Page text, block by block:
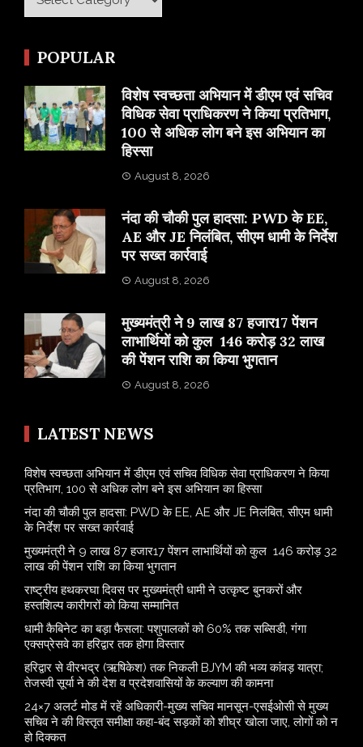
POPULAR
विशेष स्वच्छता अभियान में डीएम एवं सचिव
विधिक सेवा प्राधिकरण ने किया प्रतिभाग,
100 से अधिक लोग बने इस अभियान का
हिस्सा
August 8, 2026
नंदा की चौकी पुल हादसा: PWD के EE,
AE और JE निलंबित, सीएम धामी के निर्देश
पर सख्त कार्रवाई
August 8, 2026
मुख्यमंत्री ने 9 लाख 87 हजार17 पेंशन
लाभार्थियों को कुल 146 करोड़ 32 लाख
की पेंशन राशि का किया भुगतान
August 8, 2026
LATEST NEWS
विशेष स्वच्छता अभियान में डीएम एवं सचिव विधिक सेवा प्राधिकरण ने किया
प्रतिभाग, 100 से अधिक लोग बने इस अभियान का हिस्सा
नंदा की चौकी पुल हादसा: PWD के EE, AE और JE निलंबित, सीएम धामी
के निर्देश पर सख्त कार्रवाई
मुख्यमंत्री ने 9 लाख 87 हजार17 पेंशन लाभार्थियों को कुल 146 करोड़ 32
लाख की पेंशन राशि का किया भुगतान
राष्ट्रीय हथकरघा दिवस पर मुख्यमंत्री धामी ने उत्कृष्ट बुनकरों और
हस्तशिल्प कारीगरों को किया सम्मानित
​धामी कैबिनेट का बड़ा फैसला: पशुपालकों को 60% तक सब्सिडी, गंगा
एक्सप्रेसवे का हरिद्वार तक होगा विस्तार
​हरिद्वार से वीरभद्र (ऋषिकेश) तक निकली BJYM की भव्य कांवड़ यात्रा;
तेजस्वी सूर्या ने की देश व प्रदेशवासियों के कल्याण की कामना
24×7 अलर्ट मोड में रहें अधिकारी-मुख्य सचिव मानसून-एसईओसी से मुख्य
सचिव ने की विस्तृत समीक्षा कहा-बंद सड़कों को शीघ्र खोला जाए, लोगों को न
हो दिक्कत